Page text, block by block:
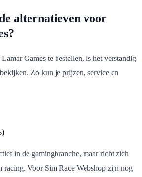
alternatieven voor
Games te bestellen, is het verstandig
Zo kun je prijzen, service en
in de gamingbranche, maar richt zich
racing. Voor Sim Race Webshop zijn nog